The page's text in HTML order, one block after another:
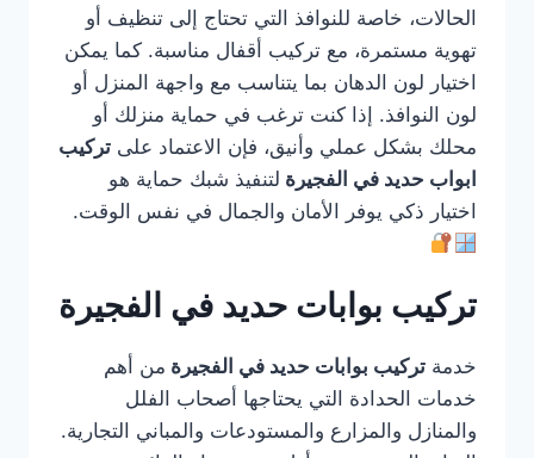
الحالات، خاصة للنوافذ التي تحتاج إلى تنظيف أو
تهوية مستمرة، مع تركيب أقفال مناسبة. كما يمكن
اختيار لون الدهان بما يتناسب مع واجهة المنزل أو
لون النوافذ. إذا كنت ترغب في حماية منزلك أو
محلك بشكل عملي وأنيق، فإن الاعتماد على تركيب
ابواب حديد في الفجيرة لتنفيذ شبك حماية هو
اختيار ذكي يوفر الأمان والجمال في نفس الوقت.
تركيب بوابات حديد في الفجيرة
خدمة تركيب بوابات حديد في الفجيرة من أهم
خدمات الحدادة التي يحتاجها أصحاب الفلل
والمنازل والمزارع والمستودعات والمباني التجارية.